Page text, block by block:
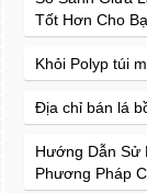
Tốt Hơn Cho
Khỏi Polyp túi
Địa chỉ bán lá
Hướng Dẫn Sử
Phương Pháp